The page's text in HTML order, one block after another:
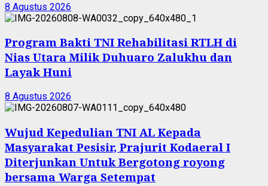
8 Agustus 2026
Program Bakti TNI Rehabilitasi RTLH di
Nias Utara Milik Duhuaro Zalukhu dan
Layak Huni
8 Agustus 2026
Wujud Kepedulian TNI AL Kepada
Masyarakat Pesisir, Prajurit Kodaeral I
Diterjunkan Untuk Bergotong royong
bersama Warga Setempat